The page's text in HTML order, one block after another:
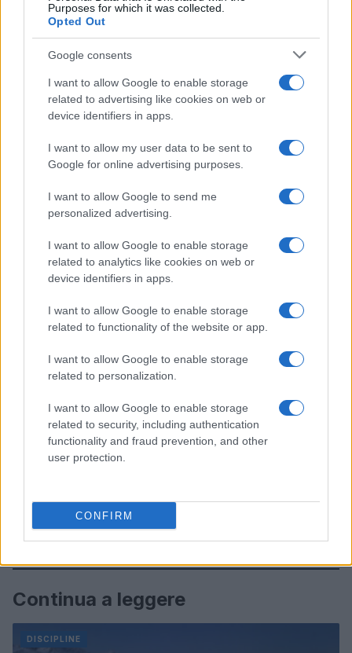
Purposes for which it was collected.
Opted Out
Google consents
I want to allow Google to enable storage
related to advertising like cookies on web or
device identifiers in apps.
I want to allow my user data to be sent to
Google for online advertising purposes.
I want to allow Google to send me
personalized advertising.
I want to allow Google to enable storage
related to analytics like cookies on web or
device identifiers in apps.
I want to allow Google to enable storage
related to functionality of the website or app.
I want to allow Google to enable storage
related to personalization.
I want to allow Google to enable storage
related to security, including authentication
functionality and fraud prevention, and other
user protection.
CONFIRM
AUTORE
Marco Tessari, giornalista trentino
specializzato in sport invernali e montagna,
Olimpiadi invernali e alpinismo; racconta gare,
atleti e cultura della montagna con
alte.
Continua a leggere
DISCIPLINE